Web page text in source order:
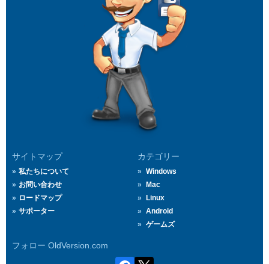
サイトマップ
私たちについて
お問い合わせ
ロードマップ
サポーター
カテゴリー
Windows
Mac
Linux
Android
ゲームズ
フォロー OldVersion.com